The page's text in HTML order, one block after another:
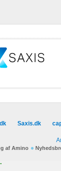
Saxis.dk
af Amino